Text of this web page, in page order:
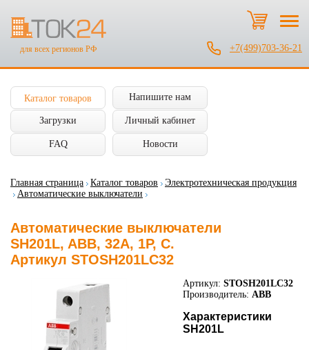
для всех регионов РФ +7(499)703-36-21
Каталог товаров Напишите нам
Загрузки Личный кабинет
FAQ Новости
Главная страница Каталог товаров
Электротехническая продукция
Автоматические выключатели
Автоматические выключатели
SH201L, ABB, 32А, 1P, C.
Артикул STOSH201LC32
Артикул: STOSH201LC32
Производитель: ABB
Характеристики
SH201L